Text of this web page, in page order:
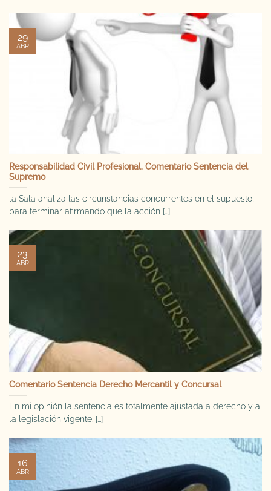
Responsabilidad Civil Profesional. Comentario Sentencia del
Supremo
la Sala analiza las circunstancias concurrentes en el supuesto,
para terminar afirmando que la acción [...]
29
ABR
Comentario Sentencia Derecho Mercantil y Concursal
En mi opinión la sentencia es totalmente ajustada a derecho y a
la legislación vigente. [...]
23
ABR
16
ABR